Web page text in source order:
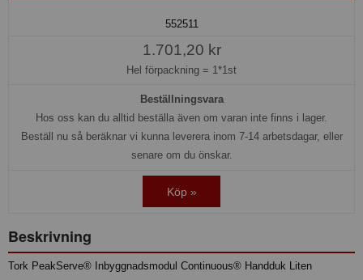
552511
1.701,20 kr
Hel förpackning = 1*1st
Beställningsvara
Hos oss kan du alltid beställa även om varan inte finns i lager.
Beställ nu så beräknar vi kunna leverera inom 7-14 arbetsdagar, eller
senare om du önskar.
Köp »
Beskrivning
Tork PeakServe® Inbyggnadsmodul Continuous® Handduk Liten